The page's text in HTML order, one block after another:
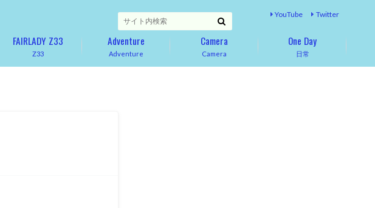
YouTube Twitter
Z33
FAIRLADY Z33
Adventure
Adventure
Camera
Camera
日常
One Day